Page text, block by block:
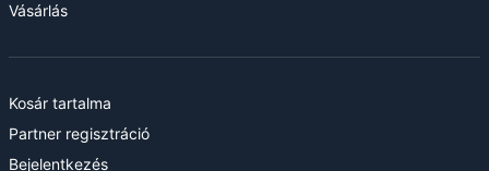
Vásárlás
Kosár tartalma
Partner regisztráció
Bejelentkezés